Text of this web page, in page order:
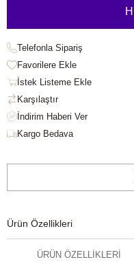
Telefonla Sipariş
Favorilere Ekle
İstek Listeme Ekle
Karşılaştır
Kargo Bedava
Ürün Özellikleri
ÜRÜN ÖZELLİKLERİ